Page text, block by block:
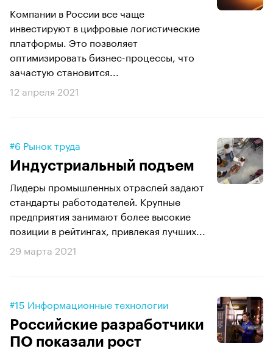
Компании в России все чаще
инвестируют в цифровые логистические
платформы. Это позволяет
оптимизировать бизнес-процессы, что
зачастую становится...
12 апреля 2021
#6 Рынок труда
Индустриальный подъем
Лидеры промышленных отраслей задают
стандарты работодателей. Крупные
предприятия занимают более высокие
позиции в рейтингах, привлекая лучших...
29 марта 2021
#15 Информационные технологии
Российские разработчики
ПО показали рост